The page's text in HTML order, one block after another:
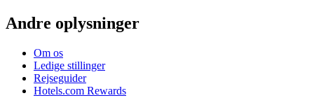
Andre oplysninger
Om os
Ledige stillinger
Rejseguider
Hotels.com Rewards